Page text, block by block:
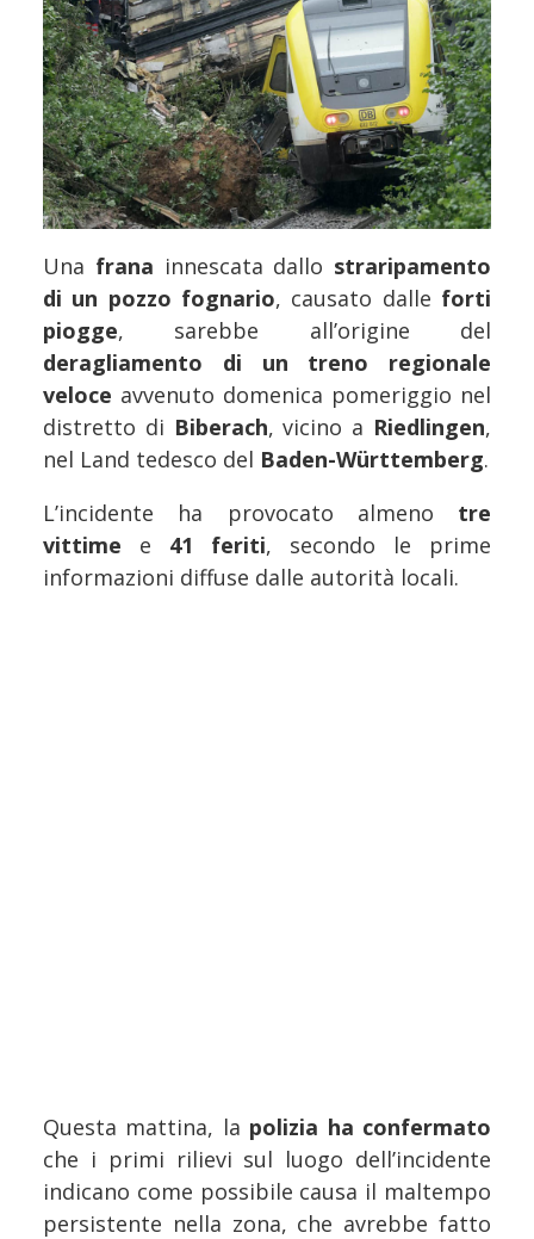
Una frana innescata dallo straripamento
di un pozzo fognario, causato dalle forti
piogge, sarebbe all’origine del
deragliamento di un treno regionale
veloce avvenuto domenica pomeriggio nel
distretto di Biberach, vicino a Riedlingen,
nel Land tedesco del Baden-Württemberg.
L’incidente ha provocato almeno tre
vittime e 41 feriti, secondo le prime
informazioni diffuse dalle autorità locali.
Questa mattina, la polizia ha confermato
che i primi rilievi sul luogo dell’incidente
indicano come possibile causa il maltempo
persistente nella zona, che avrebbe fatto